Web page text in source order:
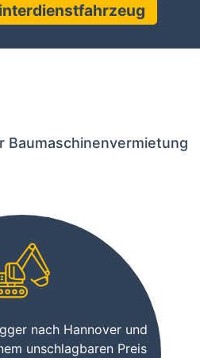
Baumaschinenvermietung
nach Hannover und
unschlagbaren Preis